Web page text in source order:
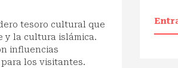
tesoro cultural que
y la cultura islámica.
influencias
los visitantes.